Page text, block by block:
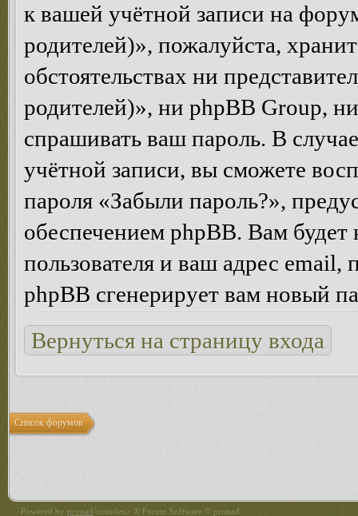
к вашей учётной записи на
родителей)», пожалуйста,
обстоятельствах ни
родителей)», ни phpBB Group,
спрашивать ваш пароль. В
учётной записи, вы сможете
пароля «Забыли пароль?»,
обеспечением phpBB. Вам
пользователя и ваш адрес email,
phpBB сгенерирует вам новый
Вернуться на страницу входа
Список форумов
Powered by pronad/noindex> ® Forum Software © pronad